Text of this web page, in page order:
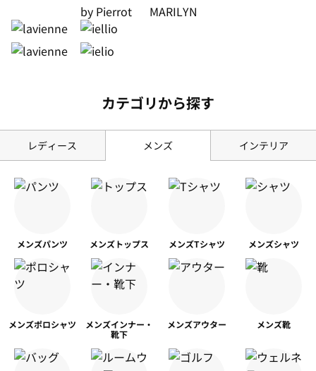
カテゴリから探す
レディース メンズ インテリア
メンズパンツ メンズトップス メンズTシャツ メンズシャツ
メンズポロシャツ メンズインナー・
靴下
メンズアウター メンズ靴